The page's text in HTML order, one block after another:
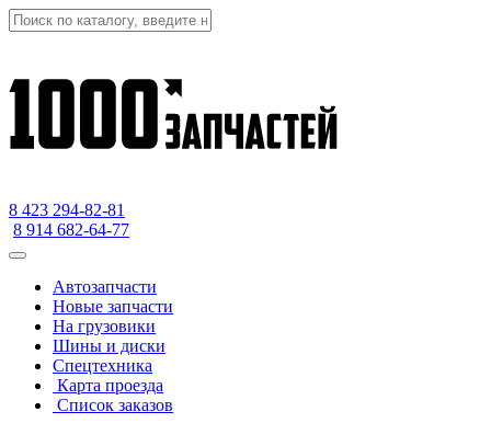
8 423 294-82-81
8 914 682-64-77
Автозапчасти
Новые запчасти
На грузовики
Шины и диски
Спецтехника
Карта проезда
Список заказов